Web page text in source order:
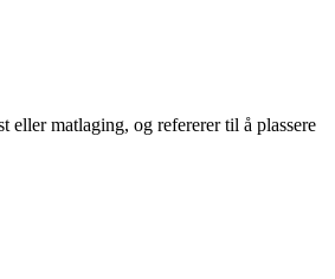
eller matlaging, og refererer til å plassere